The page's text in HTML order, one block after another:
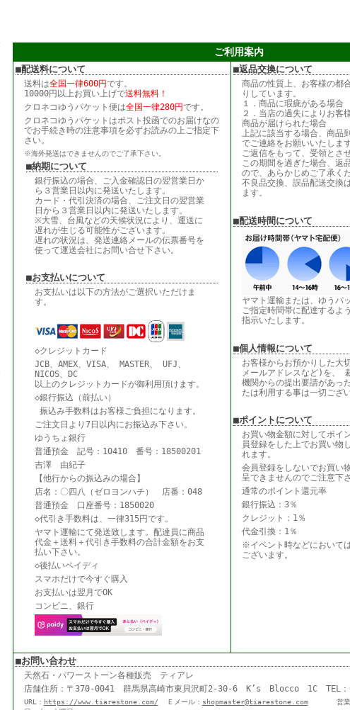
ご利用案内
■配送料について
送料は全国一律600円です。
10000円以上お買い上げで送料無料！
クロネコゆうパケット便は全国一律280円です。
クロネコゆうパケットはポスト投函でのお届けなの
でお手続き時の注意事項を必ずお読みの上ご指定下
さい。
※海外発送はできませんのでご了承下さい。
■納期について
銀行振込の場合、ご入金確認日の翌営業日か
ら３営業日以内に発送いたします。
カード・代引決済の場合、ご注文日の翌営業
日から３営業日以内に発送いたします。
※大雪、台風などの天候状況により、運送に
遅れが生じる可能性がございます。
遅れの状況は、発送連絡メールの伝票番号を
使って運送会社にお問い合せ下さい。
■お支払いについて
お支払いは以下の方法がご選択いただけま
す。
◇クレジットカード
JCB、AMEX、VISA、 MASTER、 UFJ、
NICOS、DC
以上のクレジットカードが御利用頂けます。
◇銀行振込（前払い）
振込み手数料はお客様ご負担になります。
ご注文日より7日以内にお振込み下さい。
ゆうちょ銀行
普通預金 記号：10410 番号：18500201
吉澤 由紀子
【他行からの振込みの場合】
店名：〇四八（ゼロヨンハチ） 店番：048
普通預金 口座番号：1850020
◇代引き手数料は、一律315円です。
ヤマト運輸にて発送致します。配達員に商品
代金＋送料＋代引き手数料の合計金額をお支
払い下さい。
◇後払いペイディ
スマホだけで今すぐ購入
お支払いは翌月でOK
コンビニ、銀行
■返品交換について
商品の性質上、お客様の都
りしています。
１．商品に瑕疵がある場合
２．当店の過失によりお客
商品が届けられた場合
上記に該当する場合、商品
でご連絡をお願いいたしま
ご返信をもって、受領とさ
この期間を過ぎた場合、返
ので、あらかじめご了承く
不良品交換、誤品配送交換
ます。
■配送時間について
ヤマト運輸または、ゆうパ
ご指定時間帯に配達するよ
指示いたします。
■個人情報について
お客様からお預かりした大
メールアドレスなど)を、
機関からの提出要請があっ
たは利用する事は一切ござ
■ポイントについて
お買い物金額に対してポイ
員登録をした上でお買い物
れます。
会員登録をしないでお買い
呈できませんのでご注意下
通常のポイント還元率
銀行振込：3％
クレジット：1％
代金引換：1％
※イベント時などにおいて
ございます。
■お問い合わせ
天然石・パワーストーン各種販売 ティアレ
店舗住所：〒370-0041 群馬県高崎市東貝沢町2-30-6 K’s Blocco 1C
URL： https://www.tiarestone.com/ Ｅメール： shopmaster@tiarestone.com
営